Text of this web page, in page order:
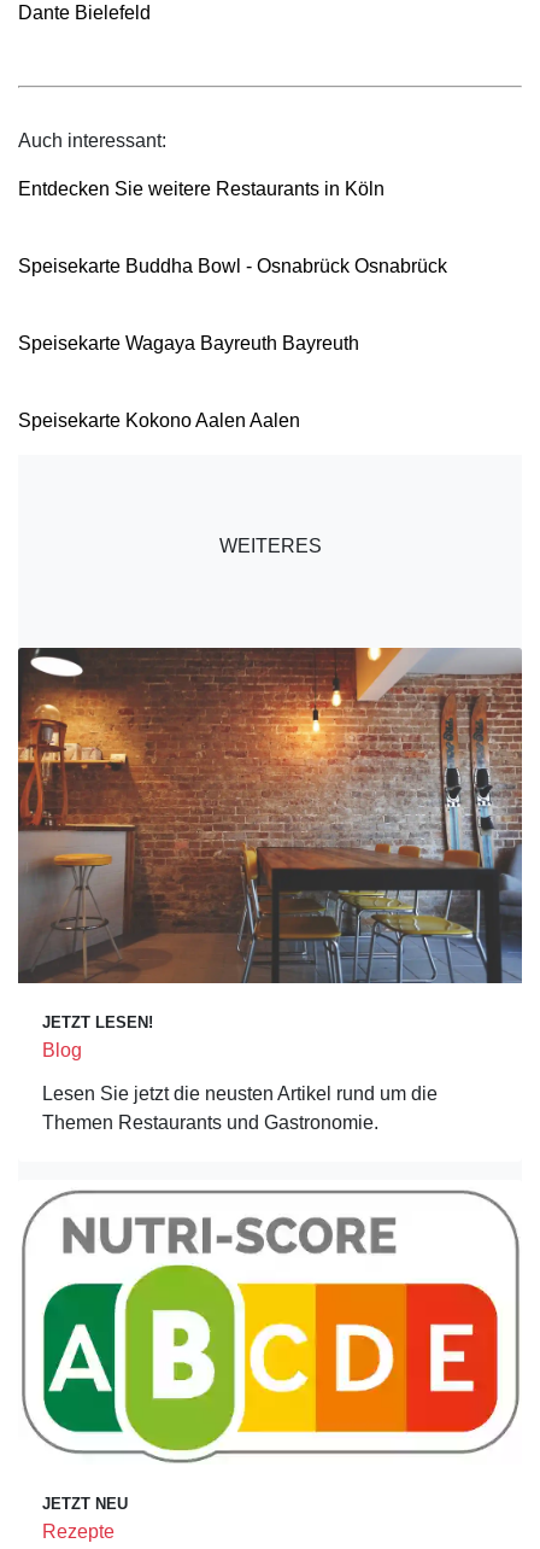
Dante Bielefeld
Auch interessant:
Entdecken Sie weitere Restaurants in Köln
Speisekarte Buddha Bowl - Osnabrück Osnabrück
Speisekarte Wagaya Bayreuth Bayreuth
Speisekarte Kokono Aalen Aalen
WEITERES
JETZT LESEN!
Blog
Lesen Sie jetzt die neusten Artikel rund um die
Themen Restaurants und Gastronomie.
JETZT NEU
Rezepte